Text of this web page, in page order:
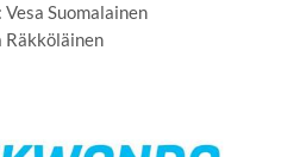
Suomalainen
Räkköläinen